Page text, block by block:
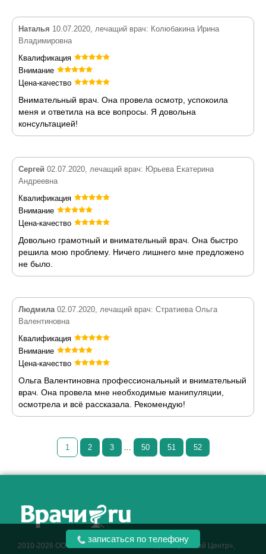
Наталья 10.07.2020, лечащий врач: Колюбакина Ирина
Владимировна
Квалификация
Внимание
Цена-качество
Внимательный врач. Она провела осмотр, успокоила
меня и ответила на все вопросы. Я довольна
консультацией!
Сергей 02.07.2020, лечащий врач: Юрьева Екатерина
Андреевна
Квалификация
Внимание
Цена-качество
Довольно грамотный и внимательный врач. Она быстро
решила мою проблему. Ничего лишнего мне предложено
не было.
Людмила02.07.2020, лечащий врач: Стратиева Ольга
Валентиновна
Квалификация
Внимание
Цена-качество
Ольга Валентиновна профессиональный и внимательный
врач. Она провела мне необходимые манипуляции,
осмотрела и всё рассказала. Рекомендую!
1 2 3 ... 50 51 52
2010-2026 ООО АНО «Региональный Медико-Правовой Центр»,
записаться по телефону